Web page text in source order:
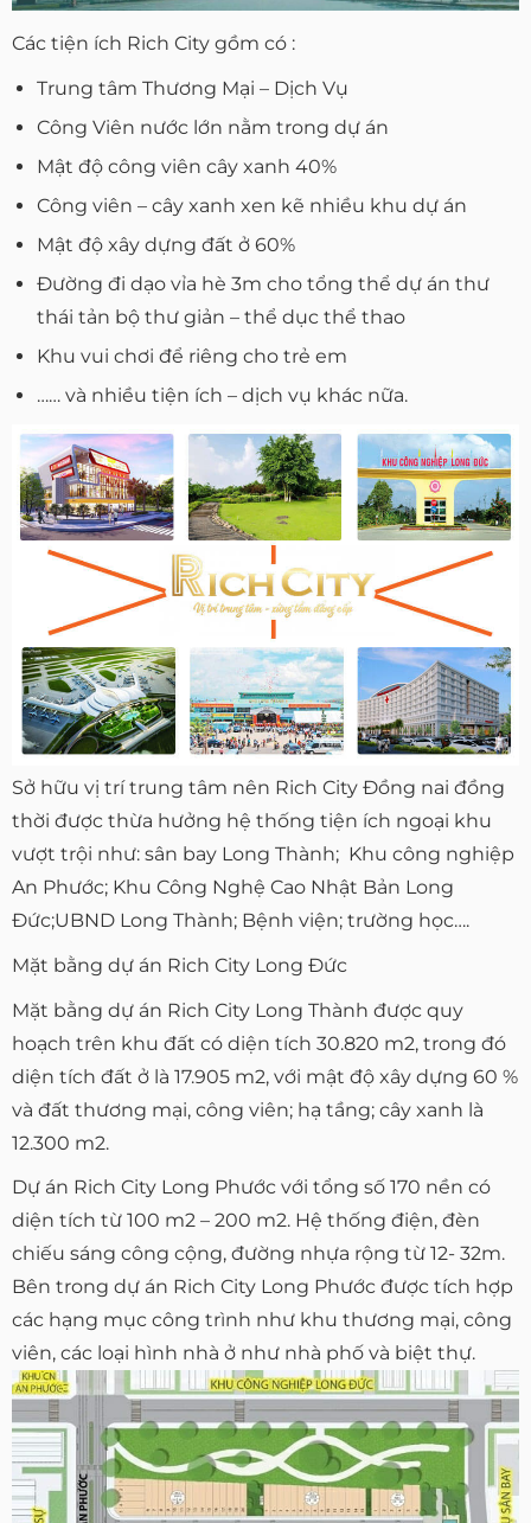
Các tiện ích Rich City gồm có :
Trung tâm Thương Mại – Dịch Vụ
Công Viên nước lớn nằm trong dự án
Mật độ công viên cây xanh 40%
Công viên – cây xanh xen kẽ nhiều khu dự án
Mật độ xây dựng đất ở 60%
Đường đi dạo vỉa hè 3m cho tổng thể dự án thư
thái tản bộ thư giản – thể dục thể thao
Khu vui chơi để riêng cho trẻ em
…… và nhiều tiện ích – dịch vụ khác nữa.
Sở hữu vị trí trung tâm nên Rich City Đồng nai đồng
thời được thừa hưởng hệ thống tiện ích ngoại khu
vượt trội như: sân bay Long Thành; Khu công nghiệp
An Phước; Khu Công Nghệ Cao Nhật Bản Long
Đức;UBND Long Thành; Bệnh viện; trường học….
Mặt bằng dự án Rich City Long Đức
Mặt bằng dự án Rich City Long Thành được quy
hoạch trên khu đất có diện tích 30.820 m2, trong đó
diện tích đất ở là 17.905 m2, với mật độ xây dựng 60 %
và đất thương mại, công viên; hạ tầng; cây xanh là
12.300 m2.
Dự án Rich City Long Phước với tổng số 170 nền có
diện tích từ 100 m2 – 200 m2. Hệ thống điện, đèn
chiếu sáng công cộng, đường nhựa rộng từ 12- 32m.
Bên trong dự án Rich City Long Phước được tích hợp
các hạng mục công trình như khu thương mại, công
viên, các loại hình nhà ở như nhà phố và biệt thự.